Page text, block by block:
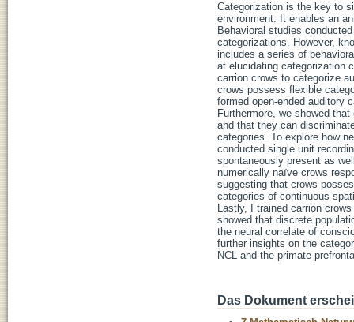
Categorization is the key to
environment. It enables an
Behavioral studies
categorizations. However,
includes a series of
at elucidating categorization
carrion crows to categorize
crows possess flexible
formed open-ended auditory
Furthermore, we showed
and that they can
categories. To explore how
conducted single unit
spontaneously present as
numerically naïve crows
suggesting that crows
categories of continuous
Lastly, I trained carrion
showed that discrete
the neural correlate of
further insights on the
NCL and the primate
Das Dokument